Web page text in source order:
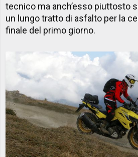
tecnico ma anch’esso piuttosto
un lungo tratto di asfalto per la
finale del primo giorno.